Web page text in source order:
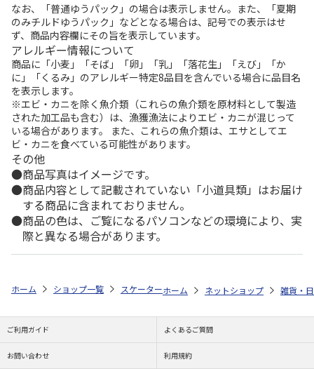
なお、「普通ゆうパック」の場合は表示しません。また、「夏期
のみチルドゆうパック」などとなる場合は、記号での表示はせ
ず、商品内容欄にその旨を表示しています。
アレルギー情報について
商品に「小麦」「そば」「卵」「乳」「落花生」「えび」「か
に」「くるみ」のアレルギー特定8品目を含んでいる場合に品目名
を表示します。
※エビ・カニを除く魚介類（これらの魚介類を原材料として製造
された加工品も含む）は、漁獲漁法によりエビ・カニが混じって
いる場合があります。 また、これらの魚介類は、エサとしてエ
ビ・カニを食べている可能性があります。
その他
商品写真はイメージです。
商品内容として記載されていない「小道具類」はお届け
する商品に含まれておりません。
商品の色は、ご覧になるパソコンなどの環境により、実
際と異なる場合があります。
ホーム ショップ一覧 スケーター 抗菌 食洗機対応 直飲みプラワン
ホーム ネットショップ 雑貨・
ご利用ガイド よくあるご質問
お問い合わせ 利用規約